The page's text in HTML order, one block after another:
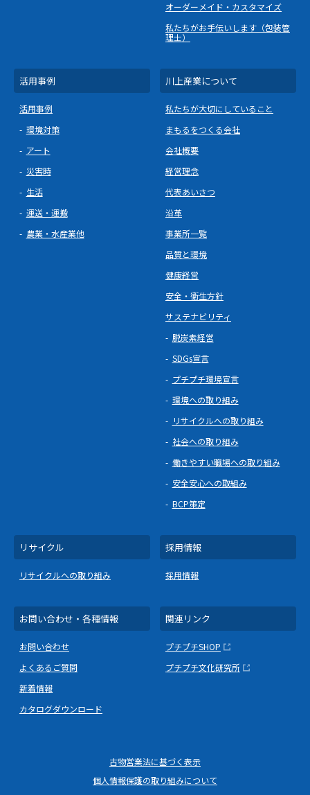
オーダーメイド・カスタマイズ
私たちがお手伝いします（包装管
理士）
活用事例
活用事例
環境対策
アート
災害時
生活
運送・運搬
農業・水産業他
川上産業について
私たちが大切にしていること
まもるをつくる会社
会社概要
経営理念
代表あいさつ
沿革
事業所一覧
品質と環境
健康経営
安全・衛生方針
サステナビリティ
脱炭素経営
SDGs宣言
プチプチ環境宣言
環境への取り組み
リサイクルへの取り組み
社会への取り組み
働きやすい職場への取り組み
安全安心への取組み
BCP策定
リサイクル
リサイクルへの取り組み
採用情報
採用情報
お問い合わせ・各種情報
お問い合わせ
よくあるご質問
新着情報
カタログダウンロード
関連リンク
プチプチSHOP
プチプチ文化研究所
古物営業法に基づく表示
個人情報保護の取り組みについて